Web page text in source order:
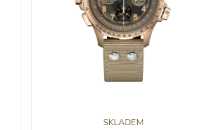
SKLADEM